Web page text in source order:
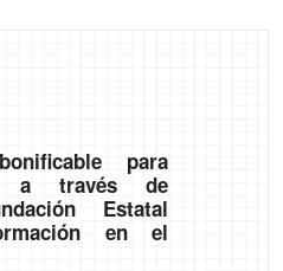
para
a través de
Estatal
en el